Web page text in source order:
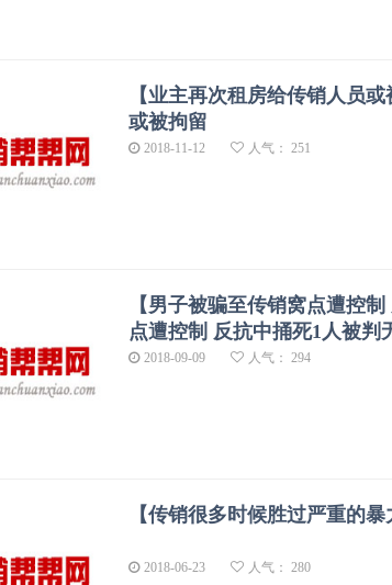
【业主再次租房给传销人员
或被拘留
2018-11-12 人气： 251
【男子被骗至传销窝点遭控
点遭控制 反抗中捅死1人被判
2018-09-09 人气： 294
【传销很多时候胜过严重的
2018-06-23 人气： 280